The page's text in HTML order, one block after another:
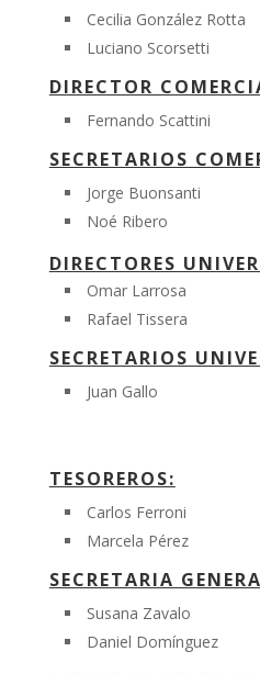
Cecilia González Rotta
Luciano Scorsetti
DIRECTOR
Fernando Scattini
SECRETARIOS
Jorge Buonsanti
Noé Ribero
DIRECTORES
Omar Larrosa
Rafael Tissera
SECRETARIOS
Juan Gallo
TESOREROS:
Carlos Ferroni
Marcela Pérez
SECRETARIA
Susana Zavalo
Daniel Domínguez